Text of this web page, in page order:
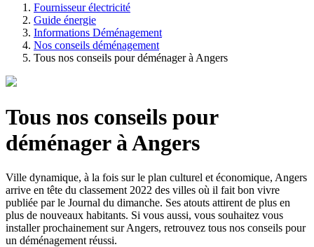
Fournisseur électricité
Guide énergie
Informations Déménagement
Nos conseils déménagement
Tous nos conseils pour déménager à Angers
Tous nos conseils pour
déménager à Angers
Ville dynamique, à la fois sur le plan culturel et économique, Angers
arrive en tête du classement 2022 des villes où il fait bon vivre
publiée par le Journal du dimanche. Ses atouts attirent de plus en
plus de nouveaux habitants. Si vous aussi, vous souhaitez vous
installer prochainement sur Angers, retrouvez tous nos conseils pour
un déménagement réussi.